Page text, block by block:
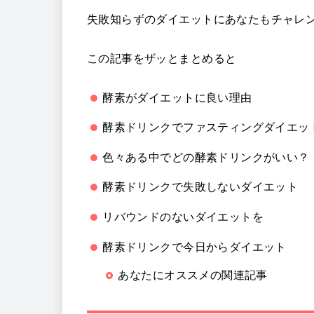
失敗知らずのダイエットにあなたもチャレ
この記事をザッとまとめると
酵素がダイエットに良い理由
酵素ドリンクでファスティングダイエッ
色々ある中でどの酵素ドリンクがいい？
酵素ドリンクで失敗しないダイエット
リバウンドのないダイエットを
酵素ドリンクで今日からダイエット
あなたにオススメの関連記事